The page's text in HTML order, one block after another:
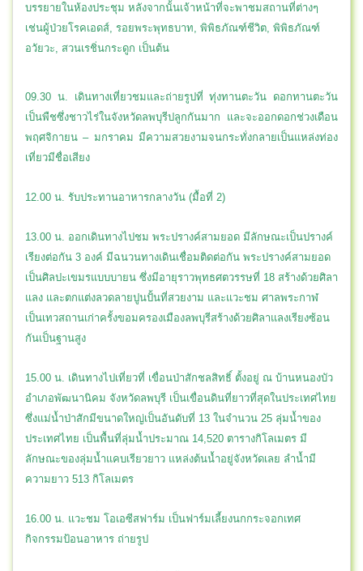
บรรยายในห้องประชุม หลังจากนั้นเจ้าหน้าที่จะพาชมสถานที่ต่างๆ
เช่นผู้ป่วยโรคเอดส์, รอยพระพุทธบาท, พิพิธภัณฑ์ชีวิต, พิพิธภัณฑ์
อวัยวะ, สวนเรชิ่นกระดูก เป็นต้น
09.30 น. เดินทางเที่ยวชมและถ่ายรูปที่ ทุ่งทานตะวัน ดอกทานตะวัน
เป็นพืชซึ่งชาวไร่ในจังหวัดลพบุรีปลูกกันมาก และจะออกดอกช่วงเดือน
พฤศจิกายน – มกราคม มีความสวยงามจนกระทั่งกลายเป็นแหล่งท่อง
เที่ยวมีชื่อเสียง
12.00 น. รับประทานอาหารกลางวัน (มื้อที่ 2)
13.00 น. ออกเดินทางไปชม พระปรางค์สามยอด มีลักษณะเป็นปรางค์
เรียงต่อกัน 3 องค์ มีฉนวนทางเดินเชื่อมติดต่อกัน พระปรางค์สามยอด
เป็นศิลปะเขมรแบบบายน ซึ่งมีอายุราวพุทธศตวรรษที่ 18 สร้างด้วยศิลา
แลง และตกแต่งลวดลายปูนปั้นที่สวยงาม และแวะชม ศาลพระกาฬ
เป็นเทวสถานเก่าครั้งขอมครองเมืองลพบุรีสร้างด้วยศิลาแลงเรียงซ้อน
กันเป็นฐานสูง
15.00 น. เดินทางไปเที่ยวที่ เขื่อนป่าสักชลสิทธิ์ ตั้งอยู่ ณ บ้านหนองบัว
อำเภอพัฒนานิคม จังหวัดลพบุรี เป็นเขื่อนดินที่ยาวที่สุดในประเทศไทย
ซึ่งแม่น้ำป่าสักมีขนาดใหญ่เป็นอันดับที่ 13 ในจำนวน 25 ลุ่มน้ำของ
ประเทศไทย เป็นพื้นที่ลุ่มน้ำประมาณ 14,520 ตารางกิโลเมตร มี
ลักษณะของลุ่มน้ำแคบเรียวยาว แหล่งต้นน้ำอยู่จังหวัดเลย ลำน้ำมี
ความยาว 513 กิโลเมตร
16.00 น. แวะชม โอเอซีสฟาร์ม เป็นฟาร์มเลี้ยงนกกระจอกเทศ
กิจกรรมป้อนอาหาร ถ่ายรูป